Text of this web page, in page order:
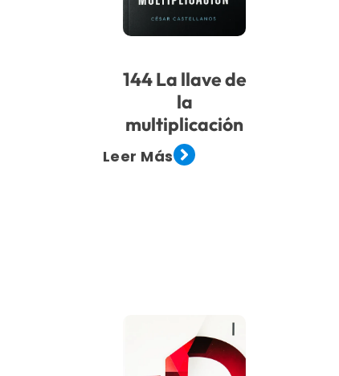
144 La llave de
la
multiplicación
Leer Más